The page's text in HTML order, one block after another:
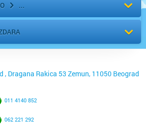
, Dragana Rakica 53 Zemun, 11050 Beograd
011 4140 852
062 221 292